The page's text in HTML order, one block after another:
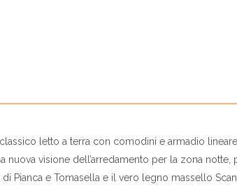
letto a terra con comodini e armadio
visione dell’arredamento per la zona notte,
Pianca e Tomasella e il vero legno massello